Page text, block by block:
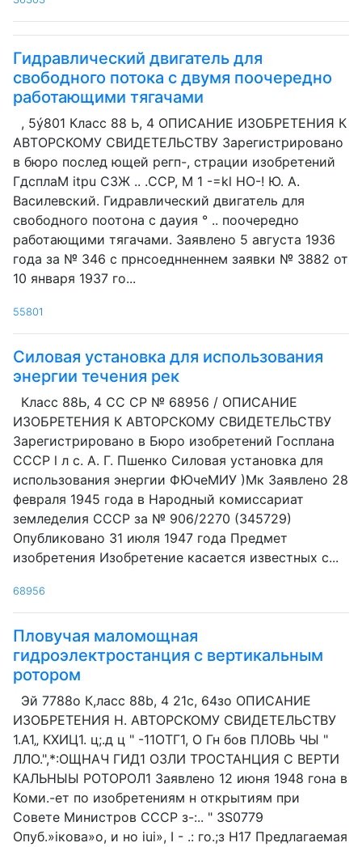
Гидравлический двигатель для
свободного потока с двумя поочередно
работающими тягачами
, 5ý801 Класс 88 Ь, 4 ОПИСАНИЕ ИЗОБРЕТЕНИЯ К
АВТОРСКОМУ СВИДЕТЕЛЬСТВУ Зарегистрировано
в бюро послед ющей регп-, страции изобретений
ГдсплаМ itpu СЗЖ .. .ССР, М 1 -=kl НО-! Ю. А.
Василевский. Гидравлический двигатель для
свободного поотона с дауия ° .. поочередно
работающими тягачами. Заявлено 5 августа 1936
года за № 346 с прнсоеднненнем заявки № 3882 от
10 января 1937 го...
55801
Силовая установка для использования
энергии течения рек
Класс 88Ь, 4 СС СР № 68956 / ОПИСАНИЕ
ИЗОБРЕТЕНИЯ К АВТОРСКОМУ СВИДЕТЕЛЬСТВУ
Зарегистрировано в Бюро изобретений Госплана
СССР l л с. А. Г. Пшенко Силовая установка для
использования энергии ФЮчеМИУ )Мк Заявлено 28
февраля 1945 года в Народный комиссариат
земледелия СССР за № 906/2270 (345729)
Опубликовано 31 июля 1947 года Предмет
изобретения Изобретение касается известных с...
68956
Пловучая маломощная
гидроэлектростанция с вертикальным
ротором
Эй 7788о К,ласс 88b, 4 21с, 64зо ОПИСАНИЕ
ИЗОБРЕТЕНИЯ H. АВТОРСКОМУ СВИДЕТЕЛЬСТВУ
1.А1„ КХИЦ1. ц;.д ц " -11ОТГ1, О Гн бов ПЛОВЬ ЧЫ "
ЛЛО.",*:ОЩНАЧ ГИД1 ОЗЛИ ТРОСТАНЦИЯ С ВЕРТИ
КАЛЬНЫЫ РОТОРОЛ1 Заявлено 12 июня 1948 гона в
Коми.-ет по изобретениям н открытиям при
Совете Министров СССР з-:.. " 3S0779
Опуб.»iкова»о, и но iui», I - .: го.;з Н17 Предлагаемая